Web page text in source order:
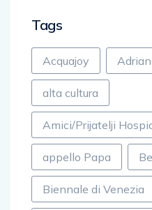
Tags
Acquajoy
alta cultura
Amici/Prijatelji
appello Papa
Biennale di Venezia